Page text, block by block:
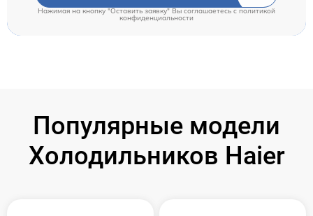
Нажимая на кнопку "Оставить заявку" Вы соглашаетесь cполитикой
конфиденциальности
Популярные модели
Холодильников Haier